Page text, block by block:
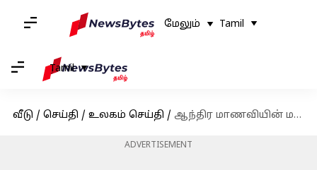
மேலும் Tamil
Tamil
வீடு / செய்தி / உலகம் செய்தி / ஆந்திர மாணவியின் மரணம் குறித்து கிண்டலடித்த அமெரிக்க போலீசார் பணிமாற்றம்
ADVERTISEMENT